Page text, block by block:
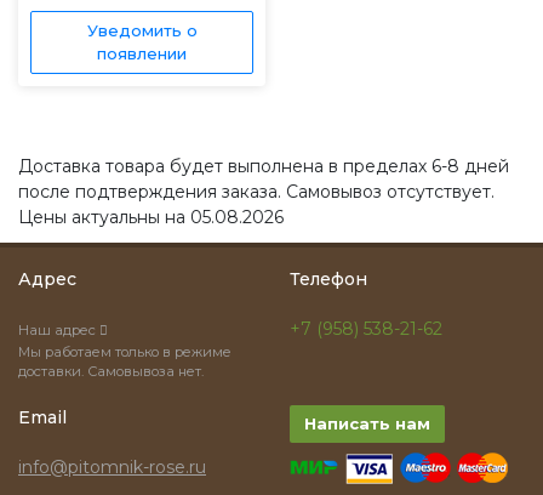
Уведомить о
появлении
Доставка товара будет выполнена в пределах 6-8 дней
после подтверждения заказа. Самовывоз отсутствует.
Цены актуальны на 05.08.2026
Адрес
Наш адрес
Мы работаем только в режиме
доставки. Самовывоза нет.
Телефон
+7 (958) 538-21-62
Email
info@pitomnik-rose.ru
Написать нам